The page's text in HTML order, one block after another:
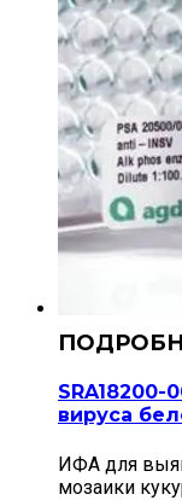
вируса
ИФА для
мозаики